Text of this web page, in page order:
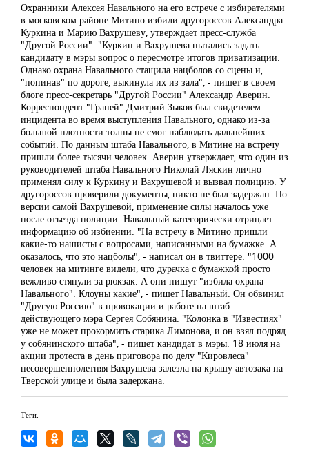
Охранники Алексея Навального на его встрече с избирателями
в московском районе Митино избили другороссов Александра
Куркина и Марию Вахрушеву, утверждает пресс-служба
"Другой России". "Куркин и Вахрушева пытались задать
кандидату в мэры вопрос о пересмотре итогов приватизации.
Однако охрана Навального стащила нацболов со сцены и,
"попинав" по дороге, выкинула их из зала", - пишет в своем
блоге пресс-секретарь "Другой России" Александр Аверин.
Корреспондент "Граней" Дмитрий Зыков был свидетелем
инцидента во время выступления Навального, однако из-за
большой плотности толпы не смог наблюдать дальнейших
событий. По данным штаба Навального, в Митине на встречу
пришли более тысячи человек. Аверин утверждает, что один из
руководителей штаба Навального Николай Ляскин лично
применял силу к Куркину и Вахрушевой и вызвал полицию. У
другороссов проверили документы, никто не был задержан. По
версии самой Вахрушевой, применение силы началось уже
после отъезда полиции. Навальный категорически отрицает
информацию об избиении. "На встречу в Митино пришли
какие-то нашисты с вопросами, написанными на бумажке. А
оказалось, что это нацболы", - написал он в твиттере. "1000
человек на митинге видели, что дурачка с бумажкой просто
вежливо стянули за рюкзак. А они пишут "избила охрана
Навального". Клоуны какие", - пишет Навальный. Он обвинил
"Другую Россию" в провокации и работе на штаб
действующего мэра Сергея Собянина. "Колонка в "Известиях"
уже не может прокормить старика Лимонова, и он взял подряд
у собянинского штаба", - пишет кандидат в мэры. 18 июля на
акции протеста в день приговора по делу "Кировлеса"
несовершеннолетняя Вахрушева залезла на крышу автозака на
Тверской улице и была задержана.
Теги: